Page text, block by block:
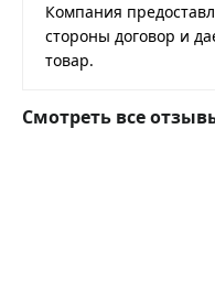
Компания
стороны договор и
товар.
Смотреть все